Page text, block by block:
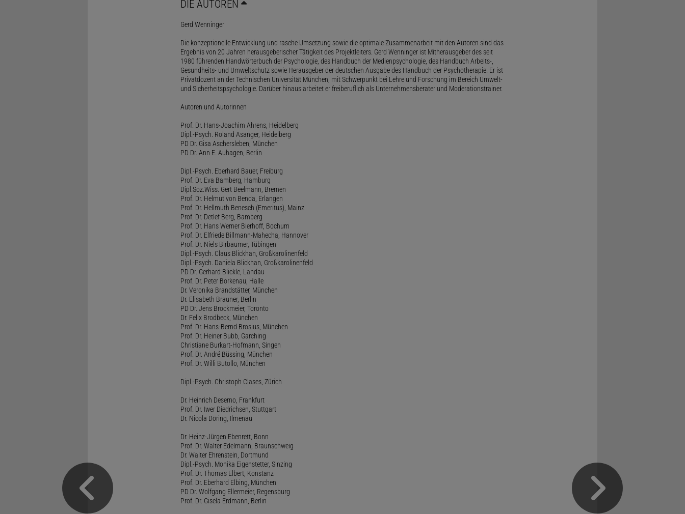
DIE AUTOREN
Gerd Wenninger
Die konzeptionelle Entwicklung und rasche Umsetzung sowie die optimale Zusammenarbeit mit den Autoren sind das
Ergebnis von 20 Jahren herausgeberischer Tätigkeit des Projektleiters. Gerd Wenninger ist Mitherausgeber des seit
1980 führenden Handwörterbuch der Psychologie, des Handbuch der Medienpsychologie, des Handbuch Arbeits-,
Gesundheits- und Umweltschutz sowie Herausgeber der deutschen Ausgabe des Handbuch der Psychotherapie. Er ist
Privatdozent an der Technischen Universität München, mit Schwerpunkt bei Lehre und Forschung im Bereich Umwelt-
und Sicherheitspsychologie. Darüber hinaus arbeitet er freiberuflich als Unternehmensberater und Moderationstrainer.
Autoren und Autorinnen
Prof. Dr. Hans-Joachim Ahrens, Heidelberg
Dipl.-Psych. Roland Asanger, Heidelberg
PD Dr. Gisa Aschersleben, München
PD Dr. Ann E. Auhagen, Berlin
Dipl.-Psych. Eberhard Bauer, Freiburg
Prof. Dr. Eva Bamberg, Hamburg
Dipl.Soz.Wiss. Gert Beelmann, Bremen
Prof. Dr. Helmut von Benda, Erlangen
Prof. Dr. Hellmuth Benesch (Emeritus), Mainz
Prof. Dr. Detlef Berg, Bamberg
Prof. Dr. Hans Werner Bierhoff, Bochum
Prof. Dr. Elfriede Billmann-Mahecha, Hannover
Prof. Dr. Niels Birbaumer, Tübingen
Dipl.-Psych. Claus Blickhan, Großkarolinenfeld
Dipl.-Psych. Daniela Blickhan, Großkarolinenfeld
PD Dr. Gerhard Blickle, Landau
Prof. Dr. Peter Borkenau, Halle
Dr. Veronika Brandstätter, München
Dr. Elisabeth Brauner, Berlin
PD Dr. Jens Brockmeier, Toronto
Dr. Felix Brodbeck, München
Prof. Dr. Hans-Bernd Brosius, München
Prof. Dr. Heiner Bubb, Garching
Christiane Burkart-Hofmann, Singen
Prof. Dr. André Büssing, München
Prof. Dr. Willi Butollo, München
Dipl.-Psych. Christoph Clases, Zürich
Dr. Heinrich Deserno, Frankfurt
Prof. Dr. Iwer Diedrichsen, Stuttgart
Dr. Nicola Döring, Ilmenau
Dr. Heinz-Jürgen Ebenrett, Bonn
Prof. Dr. Walter Edelmann, Braunschweig
Dr. Walter Ehrenstein, Dortmund
Dipl.-Psych. Monika Eigenstetter, Sinzing
Prof. Dr. Thomas Elbert, Konstanz
Prof. Dr. Eberhard Elbing, München
PD Dr. Wolfgang Ellermeier, Regensburg
Prof. Dr. Gisela Erdmann, Berlin